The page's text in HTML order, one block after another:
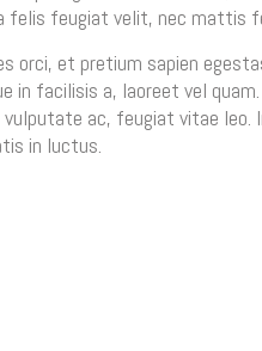
felis feugiat velit, nec mattis
orci, et pretium sapien
in facilisis a, laoreet vel
ac, feugiat vitae leo.
in luctus.